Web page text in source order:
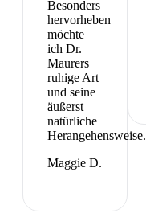
Besonders
hervorheben
möchte
ich Dr.
Maurers
ruhige Art
und seine
äußerst
natürliche
Herangehensweise.
Maggie D.